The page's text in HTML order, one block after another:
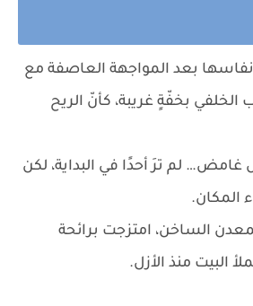
بعد المواجهة العاصفة مع
الخلفي بخفّةٍ غريبة، كأنّ الريح
غامض… لم ترَ أحدًا في البداية، لكن
المكان.
الساخن، امتزجت برائحة
البيت منذ الأزل.